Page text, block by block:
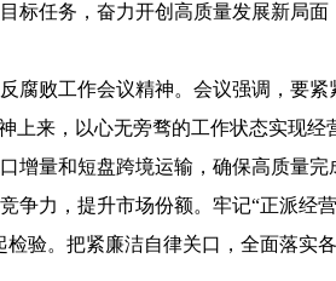
标任务，奋力开创高质量发展新局面
腐败工作会议精神。会议强调，要紧
上来，以心无旁骛的工作状态实现经
增量和短盘跨境运输，确保高质量完
争力，提升市场份额。牢记“正派经
验。把紧廉洁自律关口，全面落实